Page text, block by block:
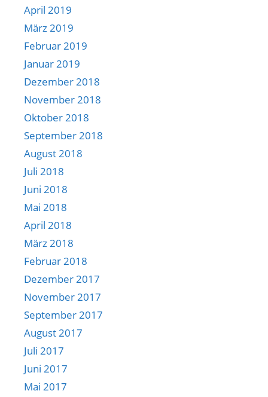
April 2019
März 2019
Februar 2019
Januar 2019
Dezember 2018
November 2018
Oktober 2018
September 2018
August 2018
Juli 2018
Juni 2018
Mai 2018
April 2018
März 2018
Februar 2018
Dezember 2017
November 2017
September 2017
August 2017
Juli 2017
Juni 2017
Mai 2017